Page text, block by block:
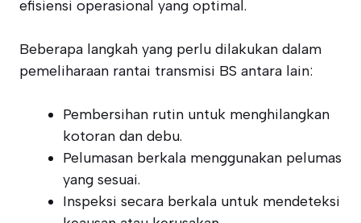
efisiensi operasional yang optimal.
Beberapa langkah yang perlu dilakukan dalam
pemeliharaan rantai transmisi BS antara lain:
Pembersihan rutin untuk menghilangkan
kotoran dan debu.
Pelumasan berkala menggunakan pelumas
yang sesuai.
Inspeksi secara berkala untuk mendeteksi